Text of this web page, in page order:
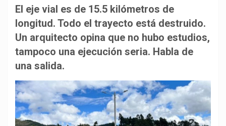
c
e
b
o
o
a
t
s
A
l
e
g
r
p
y
L
i
m
p
a
r
r
El eje vial es de 15.5 kilómetros de
longitud. Todo el trayecto está destruido.
Un arquitecto opina que no hubo estudios,
tampoco una ejecución seria. Habla de
una salida.